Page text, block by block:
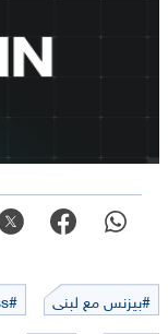
#بيزنس مع لبنى #Business مع لبنى